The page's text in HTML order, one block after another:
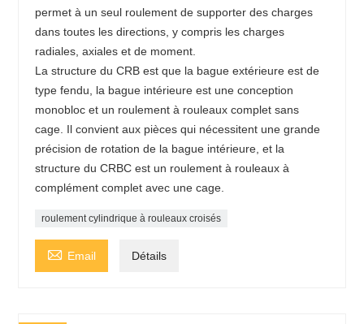
permet à un seul roulement de supporter des charges
dans toutes les directions, y compris les charges
radiales, axiales et de moment.
La structure du CRB est que la bague extérieure est de
type fendu, la bague intérieure est une conception
monobloc et un roulement à rouleaux complet sans
cage. Il convient aux pièces qui nécessitent une grande
précision de rotation de la bague intérieure, et la
structure du CRBC est un roulement à rouleaux à
complément complet avec une cage.
roulement cylindrique à rouleaux croisés
 Email Détails